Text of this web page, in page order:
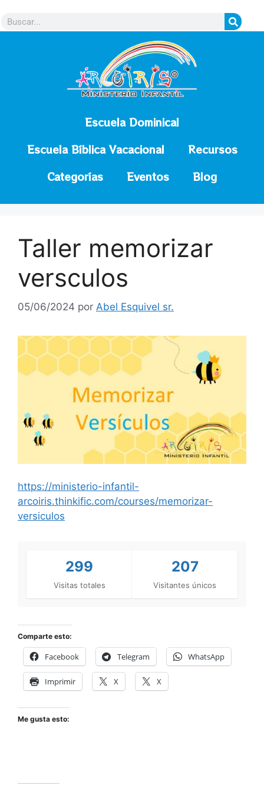
Escuela Dominical
Escuela Bíblica Vacacional
Recursos
Categorías
Eventos Blog
Taller memorizar
versculos
05/06/2024 por Abel Esquivel sr.
https://ministerio-infantil-
arcoiris.thinkific.com/courses/memorizar-
versiculos
299
Visitas totales
207
Visitantes únicos
Comparte esto:
Facebook Telegram WhatsApp
Imprimir X X
Me gusta esto: